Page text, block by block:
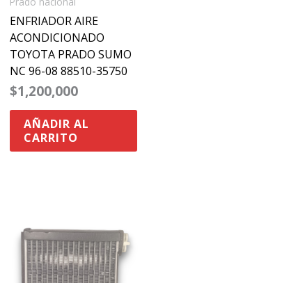
ENFRIADOR AIRE
ACONDICIONADO
TOYOTA PRADO SUMO
NC 96-08 88510-35750
$1,200,000
AÑADIR AL
CARRITO